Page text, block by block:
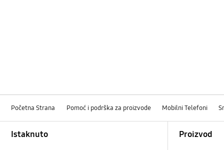
Početna Strana Pomoć i podrška za proizvode Mobilni Telefoni
Istaknuto Proizvod